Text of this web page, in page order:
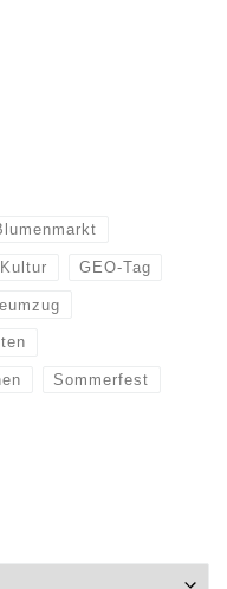
GEO-Tag
Sommerfest